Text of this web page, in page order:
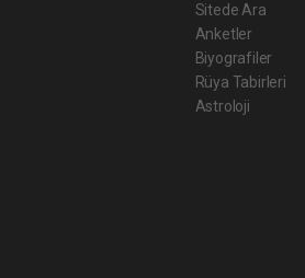
Sitede Ara
Anketler
Biyografiler
Rüya Tabirleri
Astroloji